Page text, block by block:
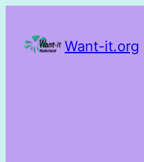
Want-it.org